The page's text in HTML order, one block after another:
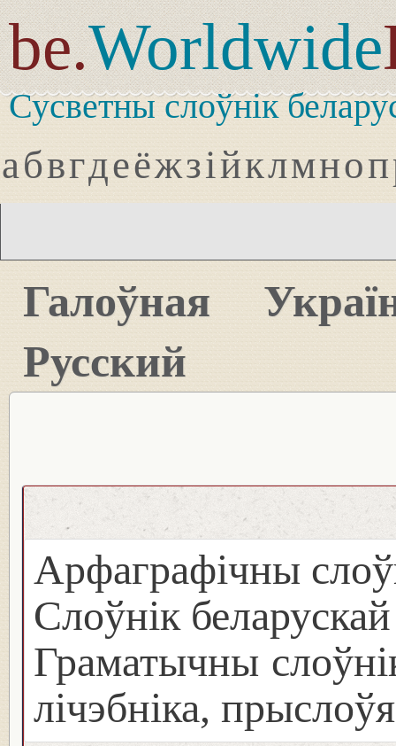
be.Worldwide
Сусветны слоўнік
абвгдеёжзійклмноп
Галоўная
Русский
Арфаграфічны
Слоўнік
Граматычны
лічэбніка, прыслоўя